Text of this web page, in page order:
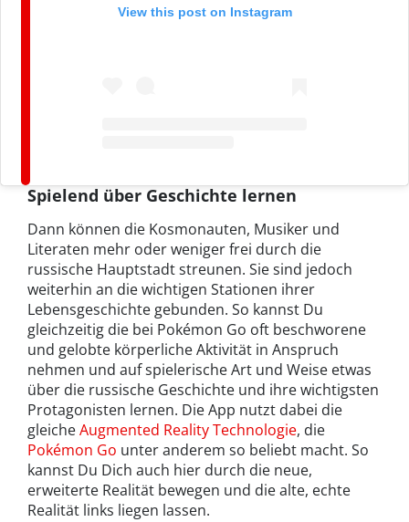
View this post on Instagram
Spielend über Geschichte lernen
Dann können die Kosmonauten, Musiker und
Literaten mehr oder weniger frei durch die
russische Hauptstadt streunen. Sie sind jedoch
weiterhin an die wichtigen Stationen ihrer
Lebensgeschichte gebunden. So kannst Du
gleichzeitig die bei Pokémon Go oft beschworene
und gelobte körperliche Aktivität in Anspruch
nehmen und auf spielerische Art und Weise etwas
über die russische Geschichte und ihre wichtigsten
Protagonisten lernen. Die App nutzt dabei die
gleicheAugmented Reality Technologie, die
Pokémon Go unter anderem so beliebt macht. So
kannst Du Dich auch hier durch die neue,
erweiterte Realität bewegen und die alte, echte
Realität links liegen lassen.